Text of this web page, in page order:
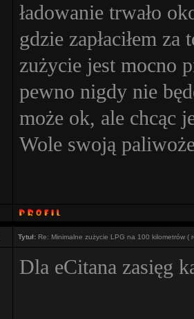
ładowanie trwało
gdzie zapłaciłem za
zużycie jest mocno
pewno nigdy nie
może ok, ale chcąc
Wole swoją
Tytuł: Re: Minimalne zużycie LPG na 100 kilometrów (
Dla eCitana zasięg